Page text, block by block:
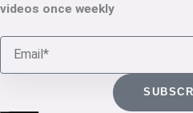
videos once weekly
Email